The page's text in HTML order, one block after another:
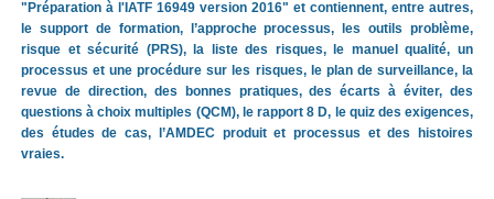
"Préparation à l'IATF 16949 version 2016" et contiennent, entre autres,
le support de formation, l’approche processus, les outils problème,
risque et sécurité (PRS), la liste des risques, le manuel qualité, un
processus et une procédure sur les risques, le plan de surveillance, la
revue de direction, des bonnes pratiques, des écarts à éviter, des
questions à choix multiples (QCM), le rapport 8 D, le quiz des exigences,
des études de cas, l’AMDEC produit et processus et des histoires
vraies.